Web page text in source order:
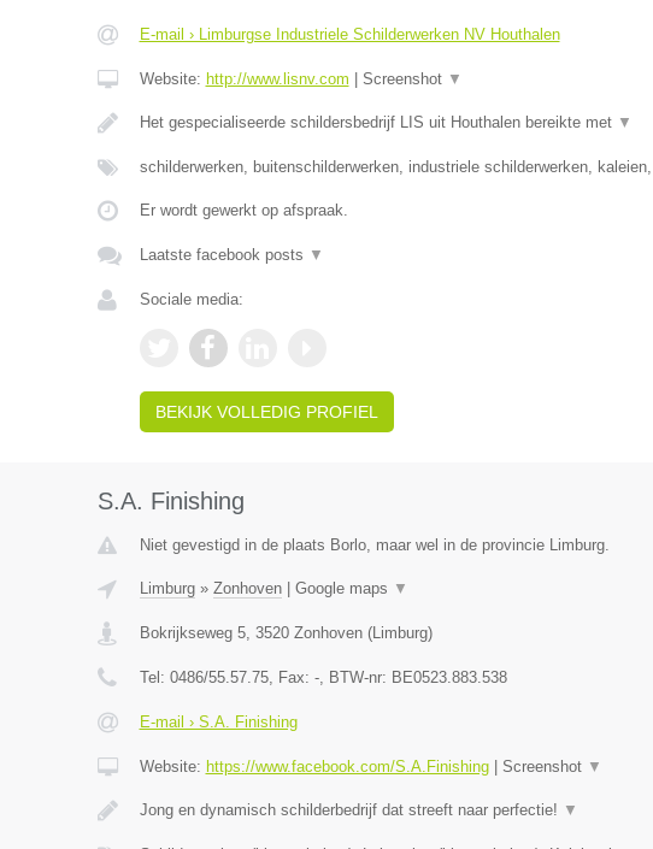
E-mail › Limburgse Industriele Schilderwerken NV Houthalen
Website: http://www.lisnv.com Screenshot ▼
Het gespecialiseerde schildersbedrijf LIS uit Houthalen bereikte met ▼
schilderwerken, buitenschilderwerken, industriele schilderwerken, kaleien,
Er wordt gewerkt op afspraak.
Laatste facebook posts ▼
Sociale media:
BEKIJK VOLLEDIG PROFIEL
S.A. Finishing
Niet gevestigd in de plaats Borlo, maar wel in de provincie Limburg.
Limburg» Zonhoven| Google maps ▼
Bokrijkseweg 5, 3520 Zonhoven(Limburg)
Tel: 0486/55.57.75, Fax: -, BTW-nr: BE0523.883.538
E-mail › S.A. Finishing
Website: https://www.facebook.com/S.A.Finishing| Screenshot ▼
Jong en dynamisch schilderbedrijf dat streeft naar perfectie! ▼